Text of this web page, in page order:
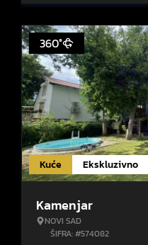
Kuće Ekskluzivno
360°
Kamenjar
NOVI SAD
ŠIFRA: #574082